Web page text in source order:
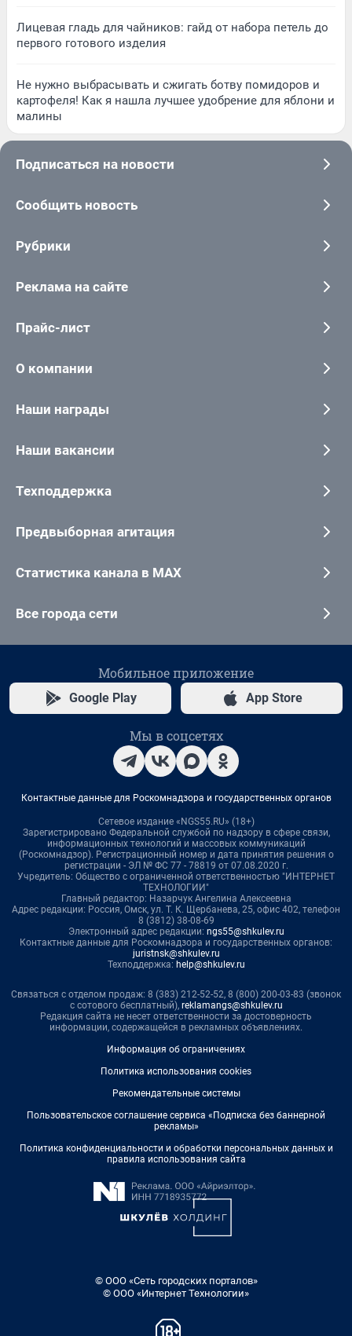
Лицевая гладь для чайников: гайд от набора петель до
первого готового изделия
Не нужно выбрасывать и сжигать ботву помидоров и
картофеля! Как я нашла лучшее удобрение для яблони и
малины
Подписаться на новости
Сообщить новость
Рубрики
Реклама на сайте
Прайс-лист
О компании
Наши награды
Наши вакансии
Техподдержка
Предвыборная агитация
Статистика канала в MAX
Все города сети
Мобильное приложение
Google Play App Store
Мы в соцсетях
Контактные данные для Роскомнадзора и государственных органов
Сетевое издание «NGS55.RU» (18+)
Зарегистрировано Федеральной службой по надзору в сфере связи,
информационных технологий и массовых коммуникаций
(Роскомнадзор). Регистрационный номер и дата принятия решения о
регистрации - ЭЛ № ФС 77 - 78819 от 07.08.2020 г.
Учредитель: Общество с ограниченной ответственностью "ИНТЕРНЕТ
ТЕХНОЛОГИИ"
Главный редактор: Назарчук Ангелина Алексеевна
Адрес редакции: Россия, Омск, ул. Т. К. Щербанева, 25, офис 402, телефон
8 (3812) 38-08-69
Электронный адрес редакции: ngs55@shkulev.ru
Контактные данные для Роскомнадзора и государственных органов:
juristnsk@shkulev.ru
Техподдержка: help@shkulev.ru
Связаться с отделом продаж: 8 (383) 212-52-52, 8 (800) 200-03-83 (звонок
с сотового бесплатный), reklamangs@shkulev.ru
Редакция сайта не несет ответственности за достоверность
информации, содержащейся в рекламных объявлениях.
Информация об ограничениях
Политика использования cookies
Рекомендательные системы
Пользовательское соглашение сервиса «Подписка без баннерной
рекламы»
Политика конфиденциальности и обработки персональных данных и
правила использования сайта
© ООО «Сеть городских порталов»
© ООО «Интернет Технологии»